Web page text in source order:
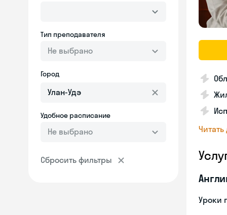
Тип преподавателя
Не выбрано
Город
Удобное расписание
Не выбрано
Сбросить фильтры
Уроки